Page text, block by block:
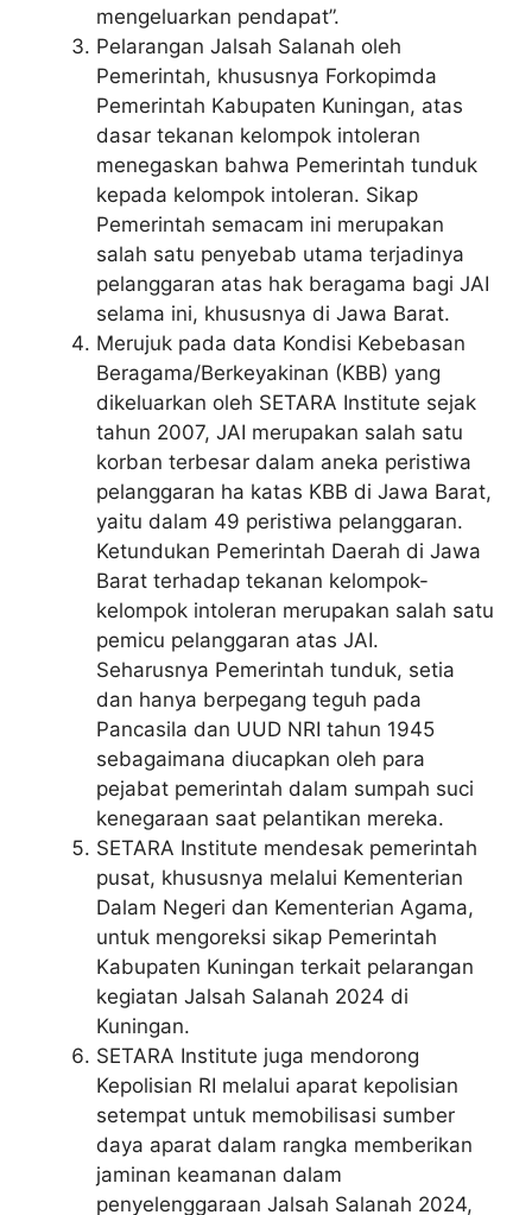
mengeluarkan pendapat”.
Pelarangan Jalsah Salanah oleh
Pemerintah, khususnya Forkopimda
Pemerintah Kabupaten Kuningan, atas
dasar tekanan kelompok intoleran
menegaskan bahwa Pemerintah tunduk
kepada kelompok intoleran. Sikap
Pemerintah semacam ini merupakan
salah satu penyebab utama terjadinya
pelanggaran atas hak beragama bagi JAI
selama ini, khususnya di Jawa Barat.
Merujuk pada data Kondisi Kebebasan
Beragama/Berkeyakinan (KBB) yang
dikeluarkan oleh SETARA Institute sejak
tahun 2007, JAI merupakan salah satu
korban terbesar dalam aneka peristiwa
pelanggaran ha katas KBB di Jawa Barat,
yaitu dalam 49 peristiwa pelanggaran.
Ketundukan Pemerintah Daerah di Jawa
Barat terhadap tekanan kelompok-
kelompok intoleran merupakan salah satu
pemicu pelanggaran atas JAI.
Seharusnya Pemerintah tunduk, setia
dan hanya berpegang teguh pada
Pancasila dan UUD NRI tahun 1945
sebagaimana diucapkan oleh para
pejabat pemerintah dalam sumpah suci
kenegaraan saat pelantikan mereka.
SETARA Institute mendesak pemerintah
pusat, khususnya melalui Kementerian
Dalam Negeri dan Kementerian Agama,
untuk mengoreksi sikap Pemerintah
Kabupaten Kuningan terkait pelarangan
kegiatan Jalsah Salanah 2024 di
Kuningan.
SETARA Institute juga mendorong
Kepolisian RI melalui aparat kepolisian
setempat untuk memobilisasi sumber
daya aparat dalam rangka memberikan
jaminan keamanan dalam
penyelenggaraan Jalsah Salanah 2024,